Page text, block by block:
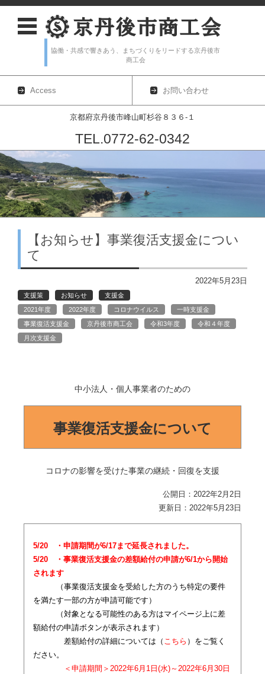
協働・共感で響きあう、まちづくりをリードする京丹後市
商工会
Access お問い合わせ
京都府京丹後市峰山町杉谷８３６-１
TEL.0772-62-0342
コンテンツに移動
【お知らせ】事業復活支援金につい
て
2022年5月23日
支援策 お知らせ
支援金
2021年度
2022年度 コロナウイルス
一時支援金
事業復活支援金
京丹後市商工会 令和3年度
令和４年度
月次支援金
中小法人・個人事業者のための
事業復活支援金について
コロナの影響を受けた事業の継続・回復を支援
公開日：2022年2月2日
更新日：2022年5月23日
5/20 ・申請期間が6/17まで延長されました。
5/20 ・事業復活支援金の差額給付の申請が6/1から開始
されます
（事業復活支援金を受給した方のうち特定の要件
を満たす一部の方が申請可能です）
（対象となる可能性のある方はマイページ上に差
額給付の申請ボタンが表示されます）
差額給付の詳細については（ こちら ）をご覧く
ださい。
＜申請期間＞2022年6月1日(水)～2022年6月30日